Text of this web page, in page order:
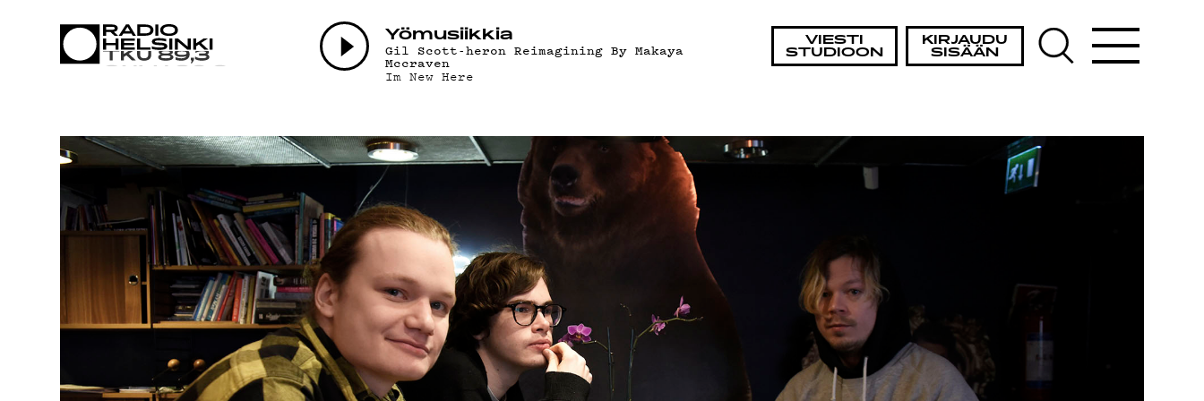
VIESTI
STUDIOON
KIRJAUDU
SISÄÄN
Yö­mu­siik­kia
Gil Scott-heron Reimagining By Makaya
Mccraven
Im New Here
AJANKOHTAISTA
OHJELMAT
TEKIJÄT
ON-DEMAND
PODCAST